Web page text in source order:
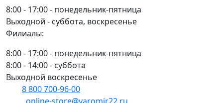
8:00 - 17:00 - понедельник-пятница
Выходной - суббота, воскресенье
Филиалы:
8:00 - 17:00 - понедельник-пятница
8:00 - 14:00 - суббота
Выходной воскресенье
8 800 700-96-00